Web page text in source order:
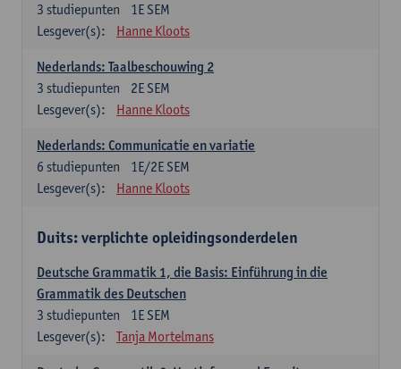
1E SEM
3 studiepunten
Lesgever(s):
Hanne Kloots
Nederlands: Taalbeschouwing 2
2E SEM
3 studiepunten
Lesgever(s):
Hanne Kloots
Nederlands: Communicatie en variatie
1E/2E SEM
6 studiepunten
Lesgever(s):
Hanne Kloots
Duits: verplichte opleidingsonderdelen
Deutsche Grammatik 1, die Basis: Einführung in die
Grammatik des Deutschen
1E SEM
3 studiepunten
Lesgever(s):
Tanja Mortelmans